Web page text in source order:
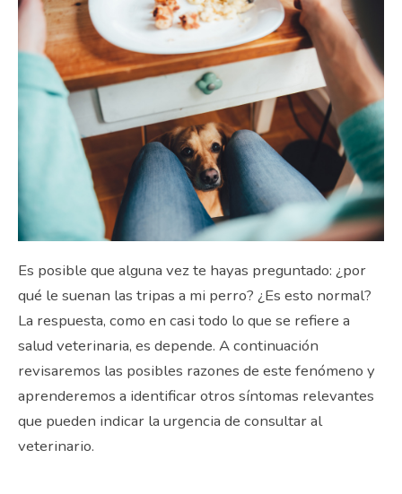
Es posible que alguna vez te hayas preguntado: ¿por
qué le suenan las tripas a mi perro? ¿Es esto normal?
La respuesta, como en casi todo lo que se refiere a
salud veterinaria, es depende. A continuación
revisaremos las posibles razones de este fenómeno y
aprenderemos a identificar otros síntomas relevantes
que pueden indicar la urgencia de consultar al
veterinario.